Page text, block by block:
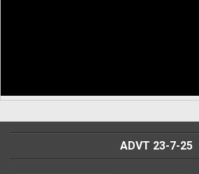
ADVT 23-7-25